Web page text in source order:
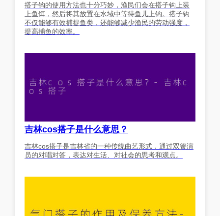
搭子钩的使用方法也十分巧妙，渔民们会在搭子钩上装
上鱼饵，然后将其放置在水域中等待鱼儿上钩。搭子钩
不仅能够有效捕捉鱼类，还能够减少渔民的劳动强度，
提高捕鱼的效率。
吉林cos搭子是什么意思？
吉林cos搭子是吉林省的一种传统曲艺形式，通过双簧演
员的对唱对答，表达对生活、对社会的思考和观点。